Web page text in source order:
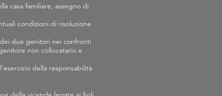
casa familiare, assegno di
condizioni di risoluzione
due genitori nei confronti
non collocatario e
della responsabilità